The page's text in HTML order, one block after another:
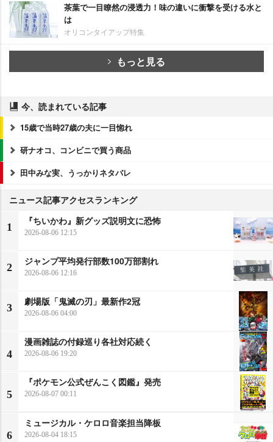
茶葉で一目瞭然の浸透力！味の違いに衝撃を受ける水と
は
オリコンタイアップ特集
もっと見る
今、読まれている記事
15歳で当時27歳の夫に一目惚れ
研ナオコ、コンビニで買う商品
田中みな実、うっかりネタバレ
ニュース記事アクセスランキング
1
『ちいかわ』新グッズ説明文に恐怖
2026-08-06 12:15
2
ジャンプ平均発行部数100万部割れ
2026-08-06 12:16
3
劇場版「鬼滅の刃」最新作2冠
2026-08-06 04:00
4
漫画雑誌の付録巡り各社対応続く
2026-08-06 19:20
5
『ポケモン公式ぜんこく図鑑』発売
2026-08-07 00:11
6
ミュージカル・ケロロ音楽担当降板
2026-08-04 18:15